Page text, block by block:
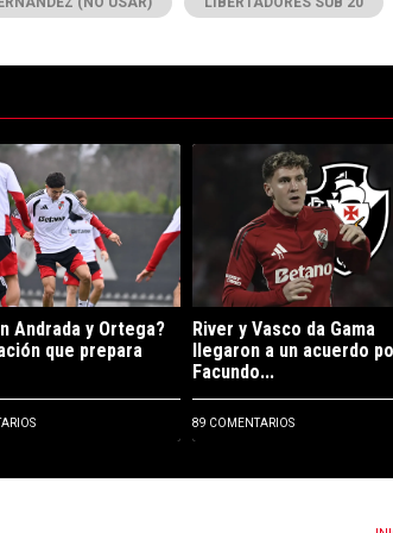
de tendencia con el título "¿Debutan Andrada y
Andrada y Ortega?
que prepara
Un artículo de tendencia
River y Vasco da Gama
llegaron a un acuerdo
Facundo...
89 COMENTARIOS